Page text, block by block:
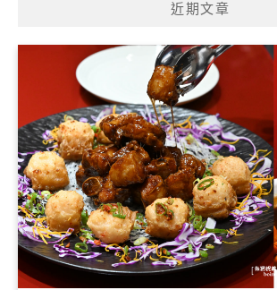
近期文章